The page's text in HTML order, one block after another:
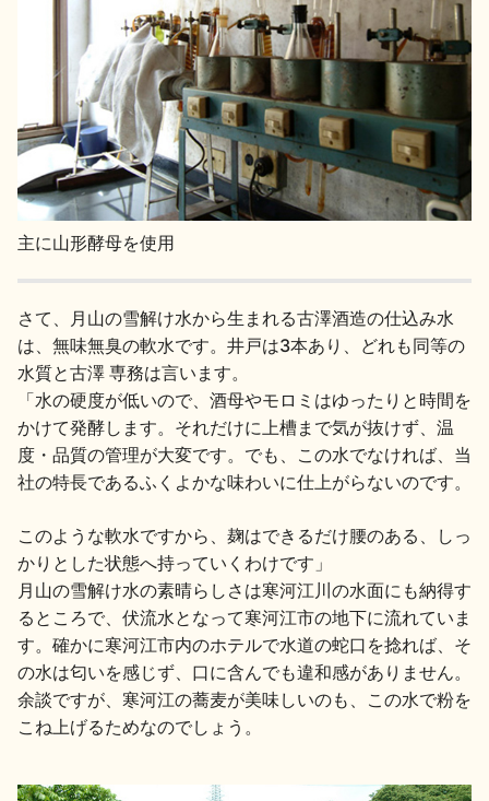
主に山形酵母を使用
さて、月山の雪解け水から生まれる古澤酒造の仕込み水
は、無味無臭の軟水です。井戸は3本あり、どれも同等の
水質と古澤 専務は言います。
「水の硬度が低いので、酒母やモロミはゆったりと時間を
かけて発酵します。それだけに上槽まで気が抜けず、温
度・品質の管理が大変です。でも、この水でなければ、当
社の特長であるふくよかな味わいに仕上がらないのです。
このような軟水ですから、麹はできるだけ腰のある、しっ
かりとした状態へ持っていくわけです」
月山の雪解け水の素晴らしさは寒河江川の水面にも納得す
るところで、伏流水となって寒河江市の地下に流れていま
す。確かに寒河江市内のホテルで水道の蛇口を捻れば、そ
の水は匂いを感じず、口に含んでも違和感がありません。
余談ですが、寒河江の蕎麦が美味しいのも、この水で粉を
こね上げるためなのでしょう。